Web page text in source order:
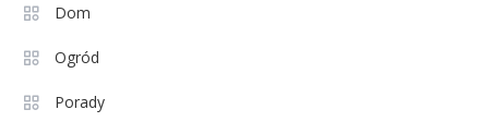
Dom
Ogród
Porady